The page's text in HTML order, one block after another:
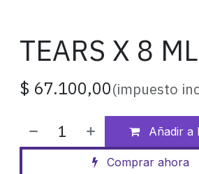
TEARS X 8 ML
$ 67.100,00(impuesto
Añadir a
Comprar ahora